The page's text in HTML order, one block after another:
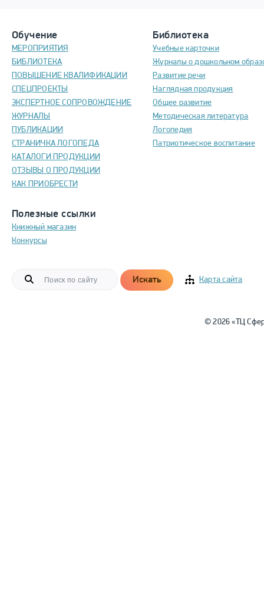
Обучение
МЕРОПРИЯТИЯ
БИБЛИОТЕКА
ПОВЫШЕНИЕ КВАЛИФИКАЦИИ
СПЕЦПРОЕКТЫ
ЭКСПЕРТНОЕ СОПРОВОЖДЕНИЕ
ЖУРНАЛЫ
ПУБЛИКАЦИИ
СТРАНИЧКА ЛОГОПЕДА
КАТАЛОГИ ПРОДУКЦИИ
ОТЗЫВЫ О ПРОДУКЦИИ
КАК ПРИОБРЕСТИ
Полезные ссылки
Книжный магазин
Конкурсы
Библиотека
Учебные карточки
Журналы о дошкольном
Развитие речи
Наглядная продукция
Общее развитие
Методическая литература
Логопедия
Патриотическое воспитание
Искать Карта сайта
© 2026 «ТЦ